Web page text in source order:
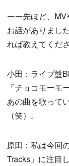
ーー先ほど、
お話がありまし
れば教えてくださ
小田：ライブ盤
「チョコモーモ
あの曲を歌って
（笑）。
原田：私は今回
Tracks」に注目